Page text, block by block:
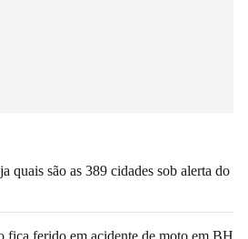
quais são as 389 cidades sob alerta do
fica ferido em acidente de moto em BH